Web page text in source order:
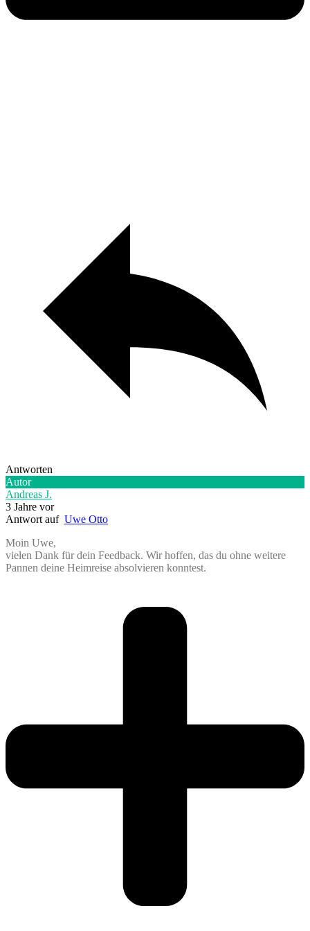
Antworten
Autor
Andreas J.
3 Jahre vor
Antwort auf Uwe Otto
Moin Uwe,
vielen Dank für dein Feedback. Wir hoffen, das du ohne weitere
Pannen deine Heimreise absolvieren konntest.